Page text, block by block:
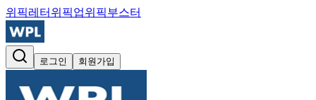
위픽레터 위픽업위픽부스터
로그인 회원가입